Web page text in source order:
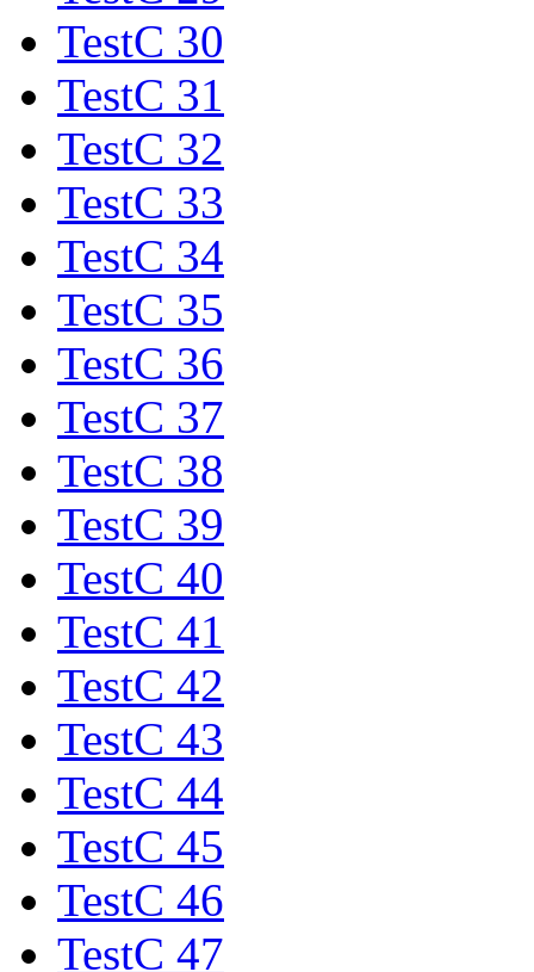
TestC 30
TestC 31
TestC 32
TestC 33
TestC 34
TestC 35
TestC 36
TestC 37
TestC 38
TestC 39
TestC 40
TestC 41
TestC 42
TestC 43
TestC 44
TestC 45
TestC 46
TestC 47